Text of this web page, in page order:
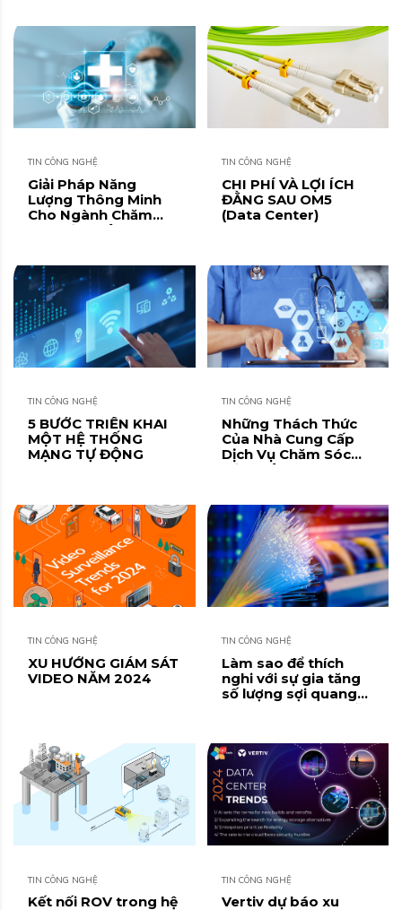
TIN CÔNG NGHỆ
Giải Pháp Năng
Lượng Thông Minh
Cho Ngành Chăm
Sóc Sức Khỏe
TIN CÔNG NGHỆ
CHI PHÍ VÀ LỢI ÍCH
ĐẰNG SAU OM5
(Data Center)
TIN CÔNG NGHỆ
5 BƯỚC TRIỂN KHAI
MỘT HỆ THỐNG
MẠNG TỰ ĐỘNG
TIN CÔNG NGHỆ
Những Thách Thức
Của Nhà Cung Cấp
Dịch Vụ Chăm Sóc
Sức Khỏe
TIN CÔNG NGHỆ
XU HƯỚNG GIÁM SÁT
VIDEO NĂM 2024
TIN CÔNG NGHỆ
Làm sao để thích
nghi với sự gia tăng
số lượng sợi quang
trong trung tâm dữ
TIN CÔNG NGHỆ
Kết nối ROV trong hệ
TIN CÔNG NGHỆ
Vertiv dự báo xu